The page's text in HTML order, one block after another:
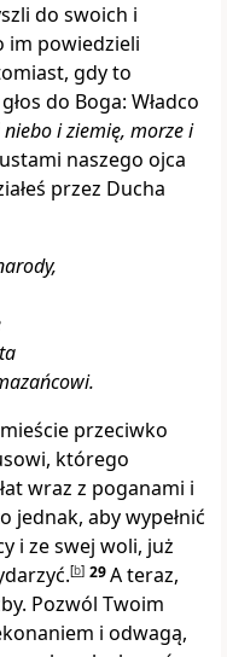
do swoich i
im powiedzieli
gdy to
do Boga: Władco
niebo i ziemię, morze i
naszego ojca
przez Ducha
przeciwko
którego
wraz z poganami i
jednak, aby wypełnić
i ze swej woli, już
[b] 29A teraz,
Pozwól Twoim
i odwagą,